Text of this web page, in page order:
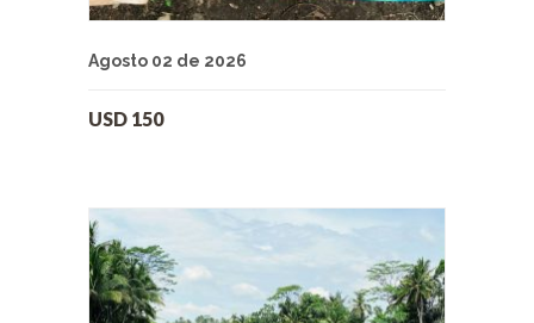
Agosto 02 de 2026
USD 150